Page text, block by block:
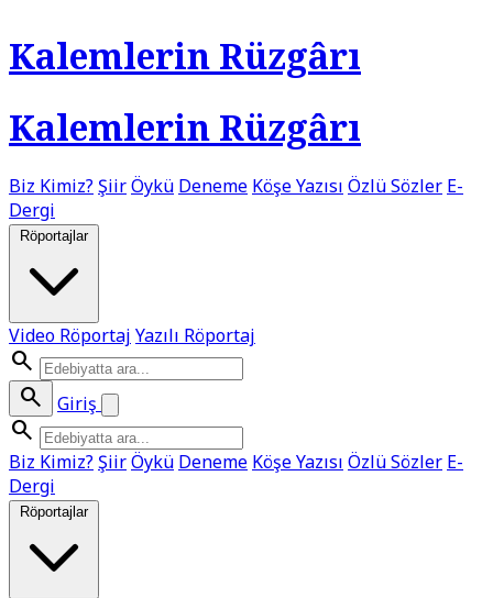
Kalemlerin Rüzgârı
Kalemlerin Rüzgârı
Biz Kimiz? ŞiirÖykü Deneme Köşe Yazısı Özlü Sözler E-
Dergi
Röportajlar
Video Röportaj Yazılı Röportaj
search
search
Giriş
search
Biz Kimiz? ŞiirÖykü Deneme Köşe Yazısı Özlü Sözler E-
Dergi
Röportajlar